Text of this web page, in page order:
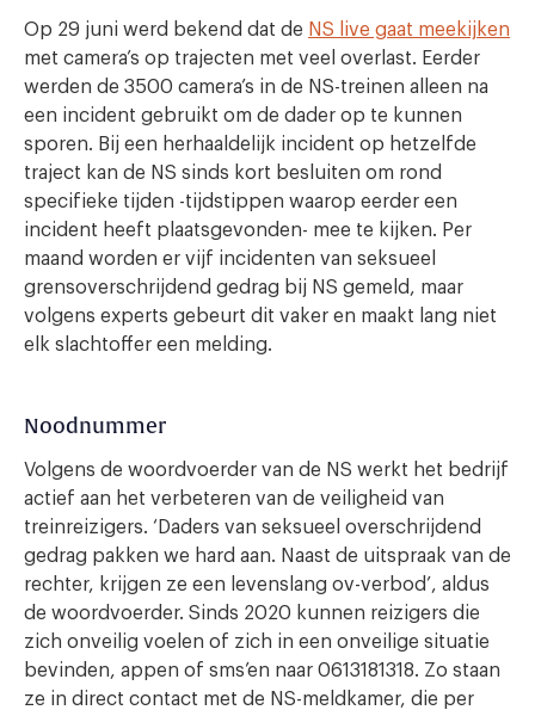
Op 29 juni werd bekend dat de NS live gaat meekijken
met camera’s op trajecten met veel overlast. Eerder
werden de 3500 camera’s in de NS-treinen alleen na
een incident gebruikt om de dader op te kunnen
sporen. Bij een herhaaldelijk incident op hetzelfde
traject kan de NS sinds kort besluiten om rond
specifieke tijden -tijdstippen waarop eerder een
incident heeft plaatsgevonden- mee te kijken. Per
maand worden er vijf incidenten van seksueel
grensoverschrijdend gedrag bij NS gemeld, maar
volgens experts gebeurt dit vaker en maakt lang niet
elk slachtoffer een melding.
Noodnummer
Volgens de woordvoerder van de NS werkt het bedrijf
actief aan het verbeteren van de veiligheid van
treinreizigers. ‘Daders van seksueel overschrijdend
gedrag pakken we hard aan. Naast de uitspraak van de
rechter, krijgen ze een levenslang ov-verbod’, aldus
de woordvoerder. Sinds 2020 kunnen reizigers die
zich onveilig voelen of zich in een onveilige situatie
bevinden, appen of sms’en naar 0613181318. Zo staan
ze in direct contact met de NS-meldkamer, die per